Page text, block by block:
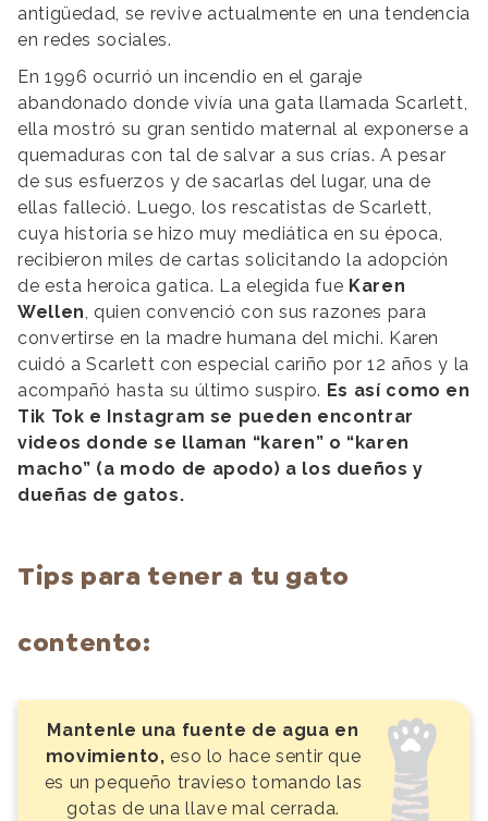
antigüedad, se revive actualmente en una tendencia
en redes sociales.
En 1996 ocurrió un incendio en el garaje
abandonado donde vivía una gata llamada Scarlett,
ella mostró su gran sentido maternal al exponerse a
quemaduras con tal de salvar a sus crías. A pesar
de sus esfuerzos y de sacarlas del lugar, una de
ellas falleció. Luego, los rescatistas de Scarlett,
cuya historia se hizo muy mediática en su época,
recibieron miles de cartas solicitando la adopción
de esta heroica gatica. La elegida fue Karen
Wellen, quien convenció con sus razones para
convertirse en la madre humana del michi. Karen
cuidó a Scarlett con especial cariño por 12 años y la
acompañó hasta su último suspiro. Es así como en
Tik Tok e Instagram se pueden encontrar
videos donde se llaman “karen” o “karen
macho” (a modo de apodo) a los dueños y
dueñas de gatos.
Tips para tener a tu gato
contento:
Mantenle una fuente de agua en
movimiento, eso lo hace sentir que
es un pequeño travieso tomando las
gotas de una llave mal cerrada.